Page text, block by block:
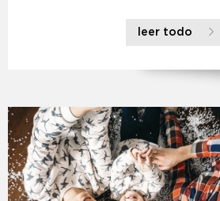
leer todo